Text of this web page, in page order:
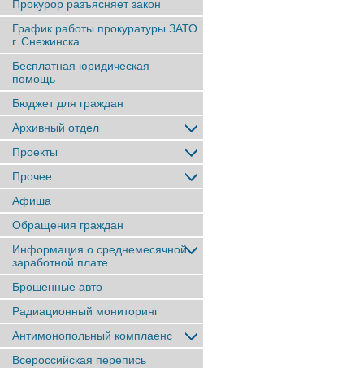
Прокурор разъясняет закон
График работы прокуратуры ЗАТО
г. Снежинска
Бесплатная юридическая
помощь
Бюджет для граждан
Архивный отдел
Проекты
Прочее
Афиша
Обращения граждан
Информация о среднемесячной
заработной плате
Брошенные авто
Радиационный мониторинг
Антимонопольный комплаенс
Всероссийская перепись